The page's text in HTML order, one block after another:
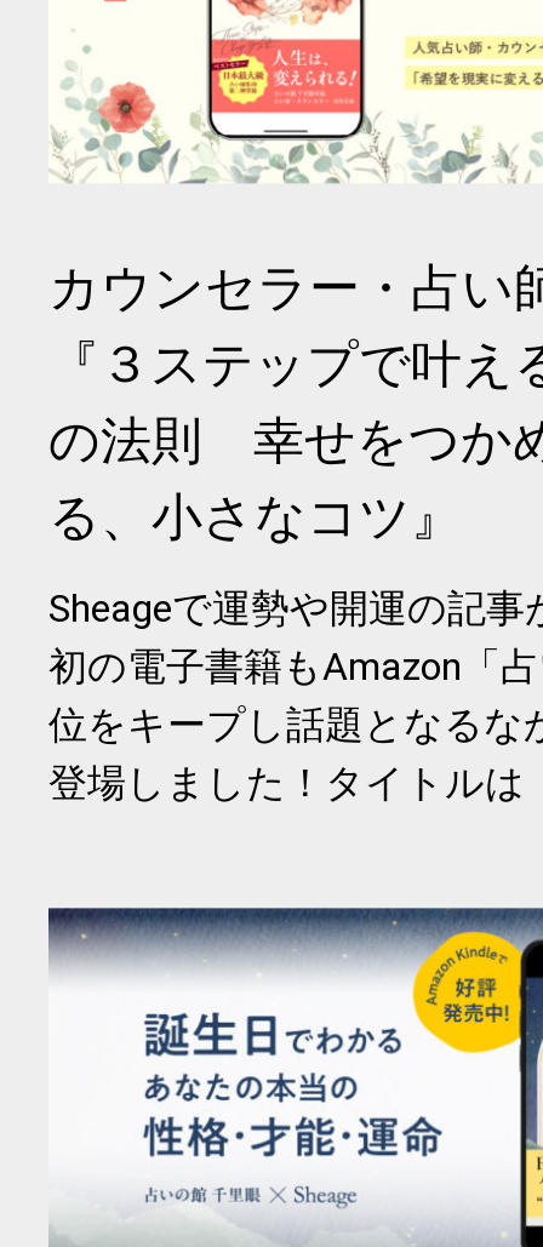
カウンセラー・占い
『３ステップで叶
の法則 幸せをつか
る、小さなコツ』
Sheageで運勢や開運の記
初の電子書籍もAmazon「
位をキープし話題となるな
登場しました！タイトルは